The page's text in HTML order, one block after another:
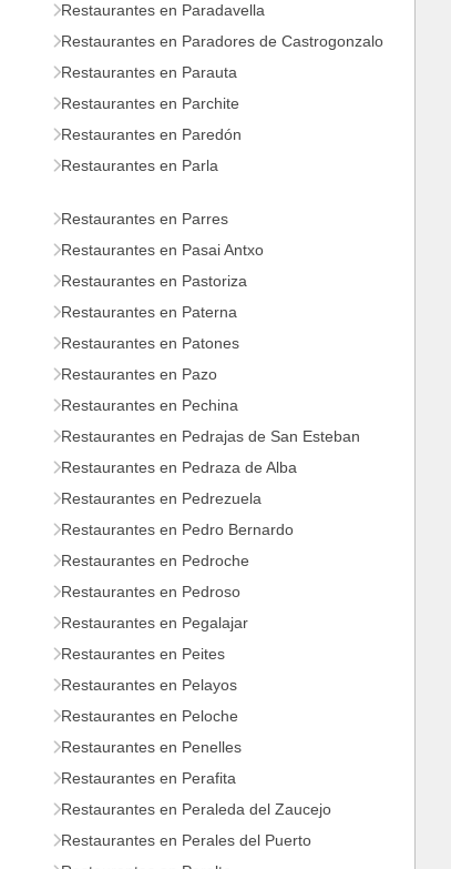
Restaurantes en Paradavella
Restaurantes en Paradores de Castrogonzalo
Restaurantes en Parauta
Restaurantes en Parchite
Restaurantes en Paredón
Restaurantes en Parla
Restaurantes en Parres
Restaurantes en Pasai Antxo
Restaurantes en Pastoriza
Restaurantes en Paterna
Restaurantes en Patones
Restaurantes en Pazo
Restaurantes en Pechina
Restaurantes en Pedrajas de San Esteban
Restaurantes en Pedraza de Alba
Restaurantes en Pedrezuela
Restaurantes en Pedro Bernardo
Restaurantes en Pedroche
Restaurantes en Pedroso
Restaurantes en Pegalajar
Restaurantes en Peites
Restaurantes en Pelayos
Restaurantes en Peloche
Restaurantes en Penelles
Restaurantes en Perafita
Restaurantes en Peraleda del Zaucejo
Restaurantes en Perales del Puerto